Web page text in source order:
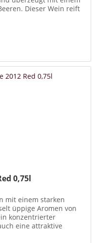
Dieser Wein reift
0,75l
mit einem starken
üppige Aromen von
konzentrierter
eine attraktive